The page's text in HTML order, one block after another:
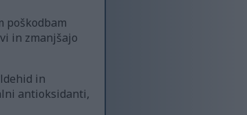
poškodbam
in zmanjšajo
in
antioksidanti,